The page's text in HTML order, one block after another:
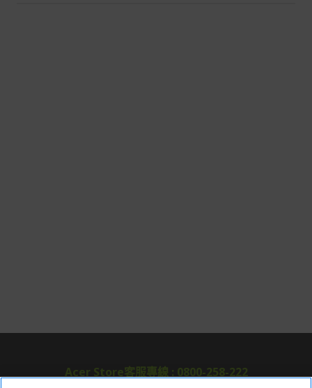
銀行帳戶轉帳：使用一次性虛擬帳戶
Acer Store客服專線 : 0800-258-222